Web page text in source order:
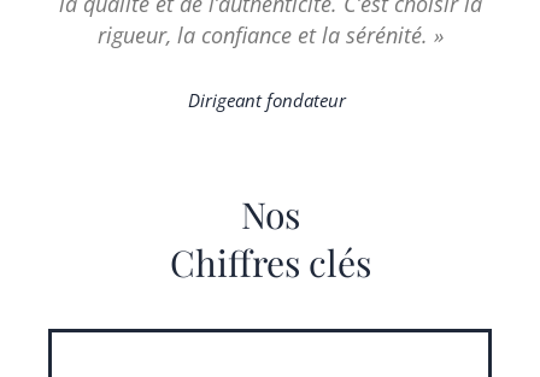
rigueur, la confiance et la sérénité. »
Dirigeant fondateur
Nos
Chiffres clés